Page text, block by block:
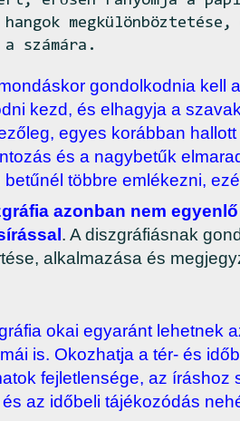
megkülönböztetése,
a számára.
gondolkodnia kell
kezd, és elhagyja a
egyes korábban
és a nagybetűk
betűnél többre emlékezni,
azonban nem
. A diszgráfiásnak
alkalmazása és
okai egyaránt lehetnek
is. Okozhatja a tér- és
fejletlensége, az
az időbeli tájékozódás